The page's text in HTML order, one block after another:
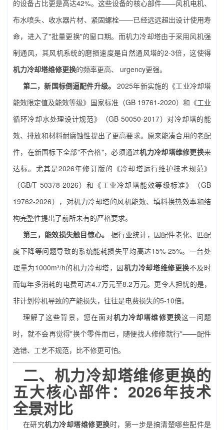
的设备占比更是高达42%。这些设备的核心部件——风机电机、
布水喷头、收水器片材、紧固螺栓——已经远远超出设计使用寿
命，进入了"批量更换"的窗口期。而机力冷却塔由于采用风机强
制通风，其风机系统的磨损速度是自然通风塔的2-3倍，这使得
机力冷却塔维修更换的频率更高、 urgency更强。
第二，新国标倒逼配件升级。 2025年新实施的《工业冷却塔
能效限定值及能效等级》国家标准（GB 19761-2020）和《工业
循环冷却水处理设计规范》（GB 50050-2017）对冷却塔的能
效、排放和材料耐腐蚀性提出了更高要求。原来能凑合用的老配
件，在新国标下全部"不合格"，必须通过机力冷却塔维修更换来
达标。尤其是2026年修订版的《冷却塔运行维护技术规范》
（GB/T 50378-2026）和《工业冷却塔能效等级标准》（GB
19762-2026），对机力冷却塔的风机能效、填料换热效率和结
构完整性提出了前所未有的严格要求。
第三，能效损失触目惊心。
据行业统计，因配件老化、匹配
度下降等问题导致的系统能耗损失平均高达15%-25%。一台处
理量为1000m³/h的机力冷却塔，因机力冷却塔维修更换不及时
而每年多消耗的电费可达4.7万元至8.2万元。更令人担忧的是，
非计划停机导致的产能损失，往往是电费损失的5-10倍。
理解了这些背景，您在面对机力冷却塔维修更换这一问题
时，就不会再觉得"换个零件而已，随便找人修修就行"——配件
选错、工艺不规范，比不修更可怕。
二、 机力冷却塔维修更换的
五大核心部件：2026年技术
全景对比
在研究机力冷却塔维修更换时，第一步是搞清楚哪些配件是